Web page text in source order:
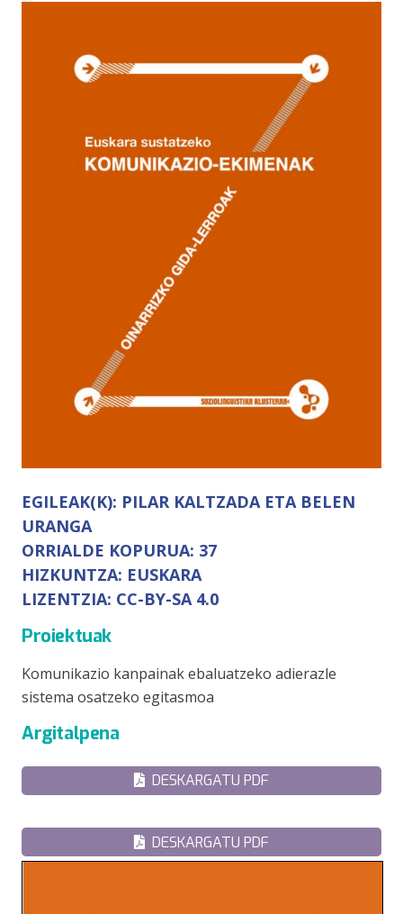
EGILEAK(K): PILAR KALTZADA ETA BELEN
URANGA
ORRIALDE KOPURUA: 37
HIZKUNTZA: EUSKARA
LIZENTZIA: CC-BY-SA 4.0
Proiektuak
Komunikazio kanpainak ebaluatzeko adierazle
sistema osatzeko egitasmoa
Argitalpena
DESKARGATU PDF
DESKARGATU PDF